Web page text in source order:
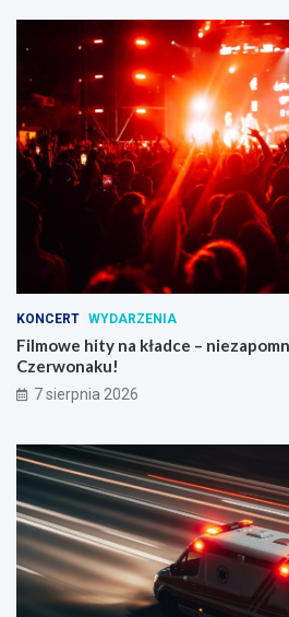
KONCERT WYDARZENIA
Filmowe hity na kładce –
Czerwonaku!
7 sierpnia 2026